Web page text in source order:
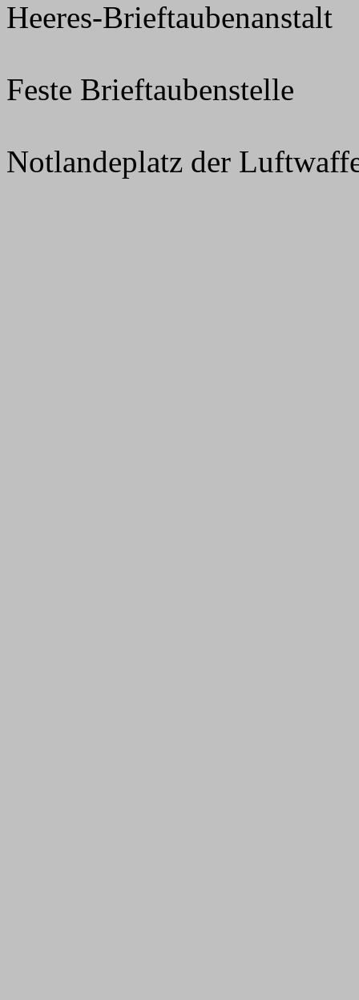
Heeres-Brieftaubenanstalt
Feste Brieftaubenstelle
Notlandeplatz der